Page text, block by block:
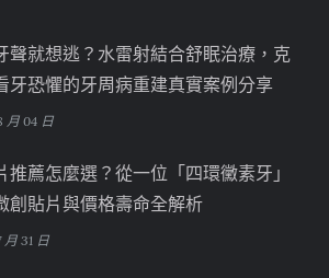
聲就想逃？水雷射結合舒眠治療，克
牙恐懼的牙周病重建真實案例分享
月 04 日
推薦怎麼選？從一位「四環黴素牙」
創貼片與價格壽命全解析
月 31 日